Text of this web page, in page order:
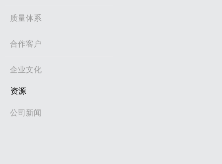
质量体系
合作客户
企业文化
资源
公司新闻